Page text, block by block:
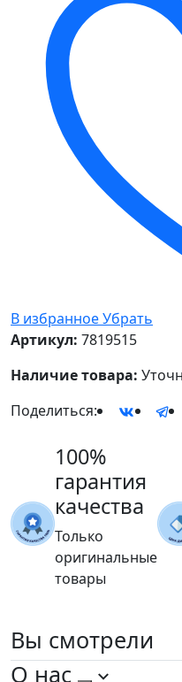
В избранноеУбрать
Артикул: 7819515
Наличие товара:
Поделиться:
100%
гарантия
качества
Только
оригинальные
товары
Вы смотрели
О нас